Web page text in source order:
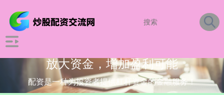
放大资金，增加盈利可能
配资是一种为投资者提供杠杆资金的金融服务！